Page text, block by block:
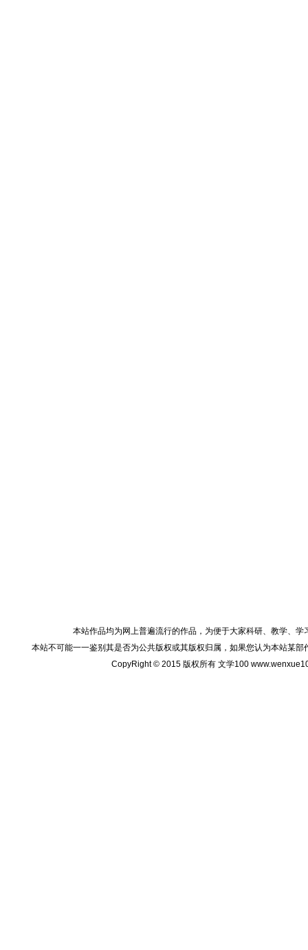
本站作品均为网上普遍流行的作品，为便于大家科研、教学、
本站不可能一一鉴别其是否为公共版权或其版权归属，如果您认为本站某
CopyRight © 2015 版权所有 文学100